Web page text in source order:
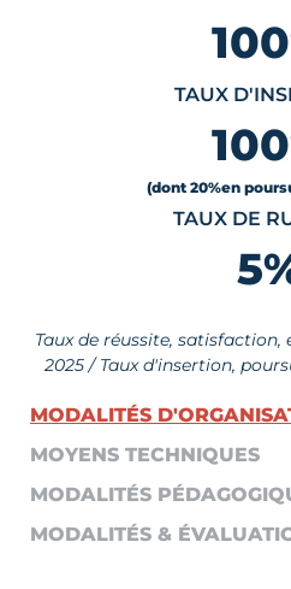
100
TAUX
100
(dont 20%en
TAUX DE
5
Taux de réussite,
2025 / Taux d'insertion,
MODALITÉS
MOYENS TECHNIQUES
MODALITÉS
MODALITÉS &